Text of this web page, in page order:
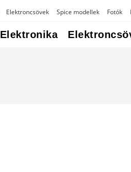
Elektroncsövek Spice modellek Fotók
Elektronika